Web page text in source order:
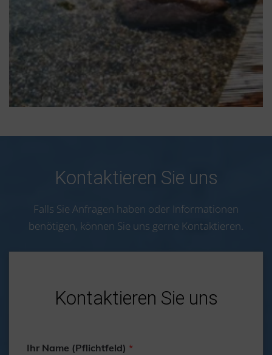
Kontaktieren Sie uns
Falls Sie Anfragen haben oder Informationen
benötigen, können Sie uns gerne Kontaktieren.
Kontaktieren Sie uns
Ihr Name (Pflichtfeld) *